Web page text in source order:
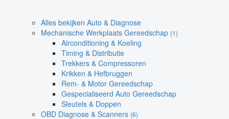
Alles bekijken Auto & Diagnose
Mechanische Werkplaats Gereedschap (1)
Airconditioning & Koeling
Timing & Distributie
Trekkers & Compressoren
Krikken & Hefbruggen
Rem- & Motor Gereedschap
Gespecialiseerd Auto Gereedschap
Sleutels & Doppen
OBD Diagnose & Scanners (6)